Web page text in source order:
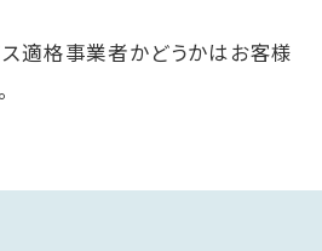
適格事業者かどうかはお客様